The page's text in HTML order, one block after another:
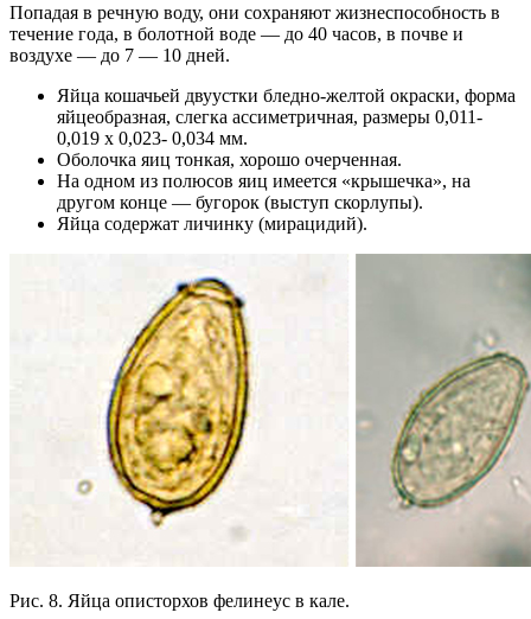
Попадая в речную воду, они сохраняют жизнеспособность в
течение года, в болотной воде — до 40 часов, в почве и
воздухе — до 7 — 10 дней.
Яйца кошачьей двуустки бледно-желтой окраски, форма
яйцеобразная, слегка ассиметричная, размеры 0,011-
0,019 х 0,023- 0,034 мм.
Оболочка яиц тонкая, хорошо очерченная.
На одном из полюсов яиц имеется «крышечка», на
другом конце — бугорок (выступ скорлупы).
Яйца содержат личинку (мирацидий).
Рис. 8. Яйца описторхов фелинеус в кале.